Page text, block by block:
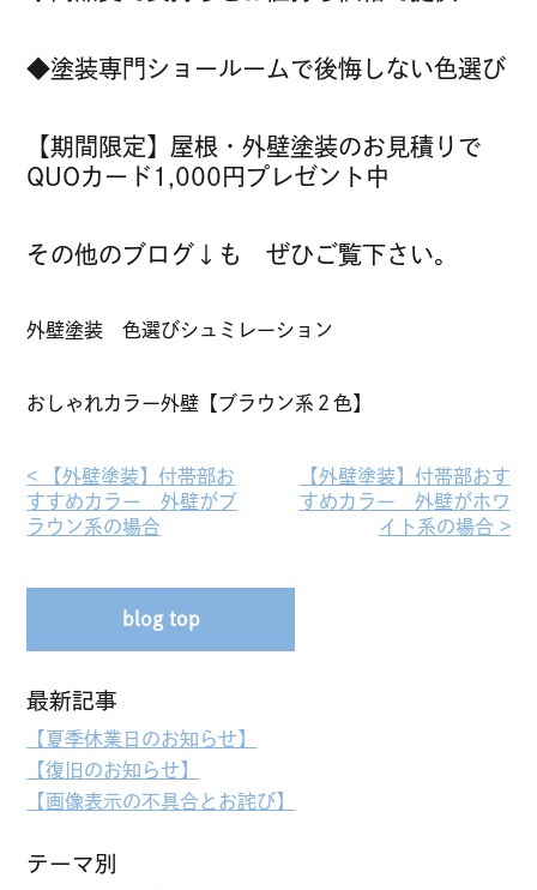
◆塗装専門ショールームで後悔しない色選び
【期間限定】屋根・外壁塗装のお見積りで
QUOカード1,000円プレゼント中
その他のブログ↓も ぜひご覧下さい。
外壁塗装 色選びシュミレーション
おしゃれカラー外壁【ブラウン系２色】
< 【外壁塗装】付帯部お
すすめカラー 外壁がブ
ラウン系の場合︎
【外壁塗装】付帯部おす
すめカラー 外壁がホワ
イト系の場合 >︎
blog top
最新記事
【夏季休業日のお知らせ】
【復旧のお知らせ】
【画像表示の不具合とお詫び】
テーマ別